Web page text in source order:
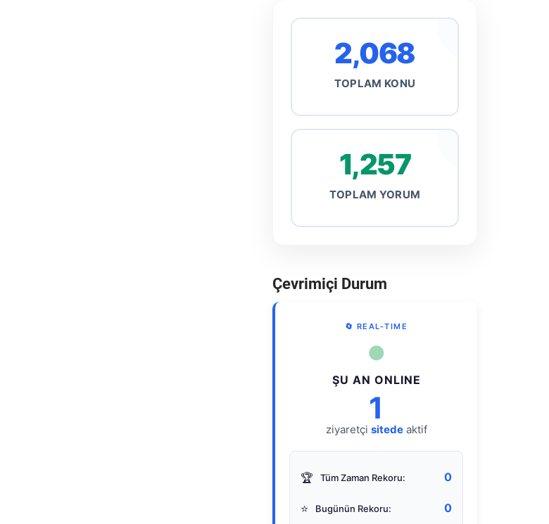
2,068
TOPLAM KONU
1,257
TOPLAM YORUM
Çevrimiçi Durum
🔄 REAL-TIME
●
ŞU AN ONLINE
1
ziyaretçi sitedeaktif
🏆 Tüm Zaman Rekoru: 0
⭐ Bugünün Rekoru: 0